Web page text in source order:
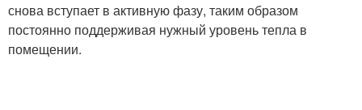
снова вступает в активную фазу, таким образом
постоянно поддерживая нужный уровень тепла в
помещении.